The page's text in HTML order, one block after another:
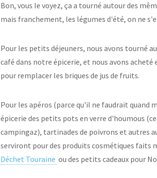
Bon, vous le voyez, ça a tourné autour des
mais franchement, les légumes d'été, on ne
Pour les petits déjeuners, nous avons tourné
café dans notre épicerie, et nous avons
pour remplacer les briques de jus de fruits.
Pour les apéros (parce qu'il ne faudrait quand
épicerie des petits pots en verre d'houmous
campingaz), tartinades de poivrons et autres
serviront pour des produits cosmétiques faits
Déchet Touraine ou des petits cadeaux pour